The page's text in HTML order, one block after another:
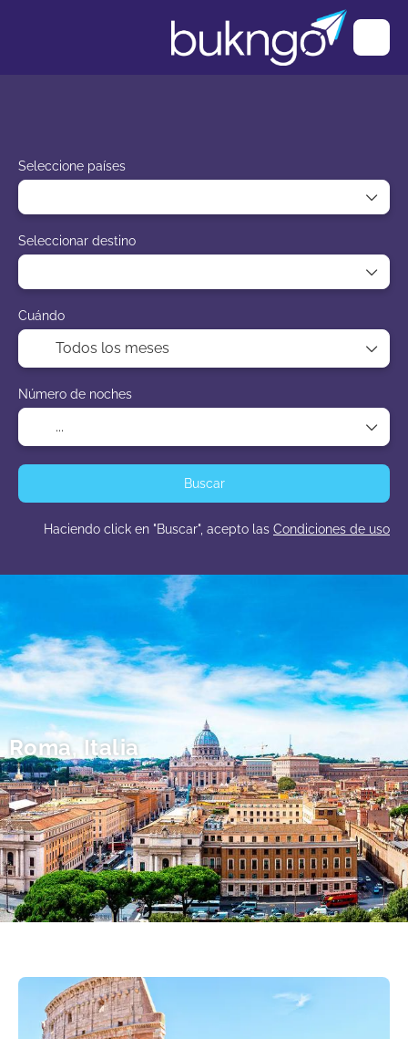
Roma, Italia
Seleccione países
Seleccionar destino
Cuándo
Número de noches
Buscar
Haciendo click en "Buscar", acepto las Condiciones de uso